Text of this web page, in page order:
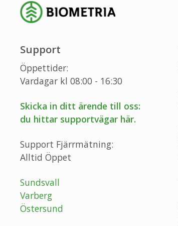
Support
Öppettider:
Vardagar kl 08:00 - 16:30
Skicka in ditt ärende till oss:
du hittar supportvägar här.
Support Fjärrmätning:
Alltid Öppet
Sundsvall
Varberg
Östersund